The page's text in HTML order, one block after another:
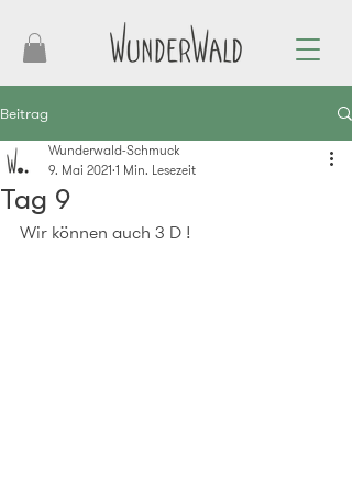
Beitrag
Tag 9
Wunderwald-Schmuck
9. Mai 2021 1 Min. Lesezeit
Wir können auch 3 D !